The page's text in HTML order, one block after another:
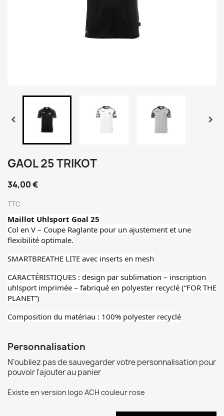
 
GAOL 25 TRIKOT
34,00 €
TTC
Maillot Uhlsport Goal 25
Col en V – Coupe Raglante pour un ajustement et une
flexibilité optimale.
SMARTBREATHE LITE avec inserts en mesh
CARACTÉRISTIQUES : design par sublimation – inscription
uhlsport imprimée – fabriqué en polyester recyclé (“FOR THE
PLANET”)
Composition du matériau : 100% polyester recyclé
Personnalisation
N'oubliez pas de sauvegarder votre personnalisation pour
pouvoir l'ajouter au panier
Existe en version logo ACH couleur rose